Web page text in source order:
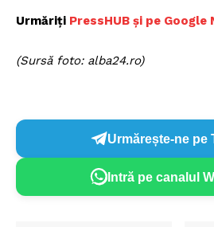
Urmăriți PressHUB și pe Google
(Sursă foto: alba24.ro)
Urmărește-ne pe
Intră pe canalul